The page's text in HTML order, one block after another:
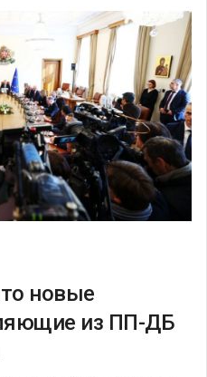
новые
из ПП-ДБ